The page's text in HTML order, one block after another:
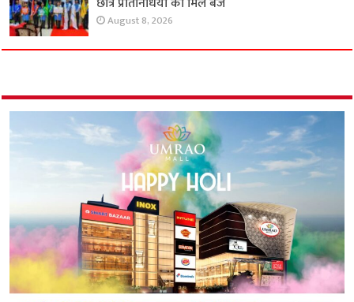
August 8, 2026